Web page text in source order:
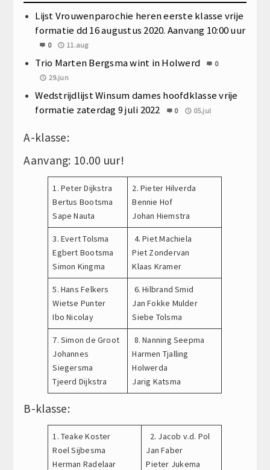
Lijst Vrouwenparochie heren eerste klasse vrije
formatie dd 16 augustus 2020. Aanvang 10:00 uur
0 11.aug
Trio Marten Bergsma wint in Holwerd
0
29.jun
Wedstrijdlijst Winsum dames hoofdklasse vrije
formatie zaterdag 9 juli 2022
0 05.jul
A-klasse:
Aanvang: 10.00 uur!
1. Peter Dijkstra
Bertus Bootsma
Sape Nauta
2. Pieter Hilverda
Bennie Hof
Johan Hiemstra
3. Evert Tolsma
Egbert Bootsma
Simon Kingma
4. Piet Machiela
Piet Zondervan
Klaas Kramer
5. Hans Felkers
Wietse Punter
Ibo Nicolay
6. Hilbrand Smid
Jan Fokke Mulder
Siebe Tolsma
7. Simon de Groot
Johannes
Siegersma
Tjeerd Dijkstra
8. Nanning Seepma
Harmen Tjalling
Holwerda
Jarig Katsma
B-klasse:
1. Teake Koster
Roel Sijbesma
Herman Radelaar
2. Jacob v.d. Pol
Jan Faber
Pieter Jukema